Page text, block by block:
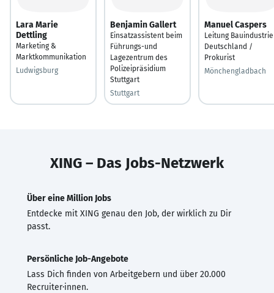
Lara Marie
Dettling
Marketing &
Marktkommunikation
Ludwigsburg
Benjamin Gallert
Einsatzassistent beim
Führungs-und
Lagezentrum des
Polizeipräsidium
Stuttgart
Stuttgart
Manuel Caspers
Leitung Bauindustrie
Deutschland /
Prokurist
Mönchengladbach
XING – Das Jobs-Netzwerk
Über eine Million Jobs
Entdecke mit XING genau den Job, der wirklich zu Dir
passt.
Persönliche Job-Angebote
Lass Dich finden von Arbeitgebern und über 20.000
Recruiter·innen.